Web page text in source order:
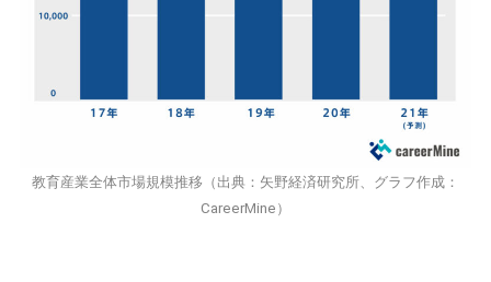
教育産業全体市場規模推移（出典： 矢野経済研究所 、グラフ作成：
CareerMine）